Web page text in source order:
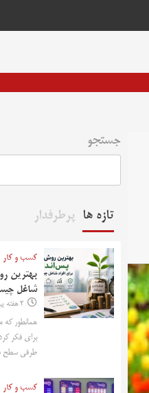
جستجو
تازه ها پرطرفدار
کسب و کار
بهترین
شاغل
2 هفته پیش
همانطور که
برای فکر
طرفی سطح
کسب و کار